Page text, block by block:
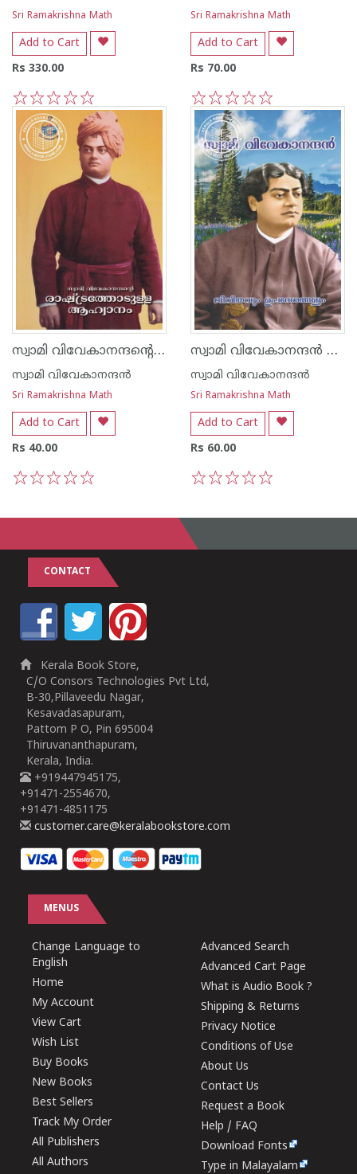
Sri Ramakrishna Math
Add to Cart
Rs 330.00
5
4
3
2
1
Sri Ramakrishna Math
Add to Cart
Rs 70.00
5
4
3
2
1
സ്വാമി വിവേകാനന്ദന്റെ രാഷ്ട്രത്തോടുള്ള ആഹ്വാനം
സ്വാമി വിവേകാനന്ദന്‍‌
Sri Ramakrishna Math
Add to Cart
Rs 40.00
സ്വാമി വിവേകാനന്ദന്‍ ജീവിതവും ഉപദേശങ്ങളും
സ്വാമി വിവേകാനന്ദന്‍‌
Sri Ramakrishna Math
Add to Cart
Rs 60.00
CONTACT
Kerala Book Store,
C/O Consors Technologies Pvt Ltd,
B-30,Pillaveedu Nagar,
Kesavadasapuram,
Pattom P O, Pin 695004
Thiruvananthapuram,
Kerala, India.
+919447945175,
+91471-2554670,
+91471-4851175
customer.care@keralabookstore.com
MENUS
Change Language to
English
Home
My Account
View Cart
Wish List
Buy Books
New Books
Best Sellers
Track My Order
All Publishers
All Authors
Advanced Search
Advanced Cart Page
What is Audio Book ?
Shipping & Returns
Privacy Notice
Conditions of Use
About Us
Contact Us
Request a Book
Help / FAQ
Download Fonts
Type in Malayalam